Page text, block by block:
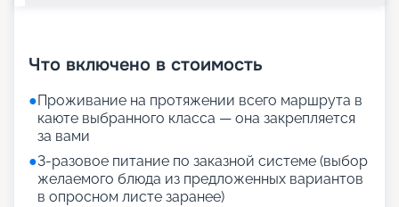
Что включено в стоимость
●Проживание на протяжении всего маршрута в
каюте выбранного класса — она закрепляется
за вами
●3-разовое питание по заказной системе (выбор
желаемого блюда из предложенных вариантов
в опросном листе заранее)